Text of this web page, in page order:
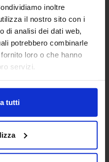
inoltre
il nostro sito con i
di analisi dei dati web,
potrebbero combinarle
loro o che hanno
servizi.
tutti
srl